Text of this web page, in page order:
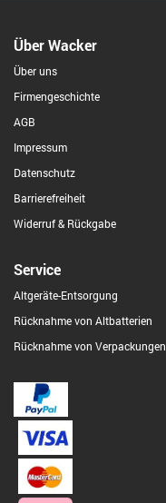
Über Wacker
Über uns
Firmengeschichte
AGB
Impressum
Datenschutz
Barrierefreiheit
Widerruf & Rückgabe
Service
Altgeräte-Entsorgung
Rücknahme von Altbatterien
Rücknahme von Verpackungen